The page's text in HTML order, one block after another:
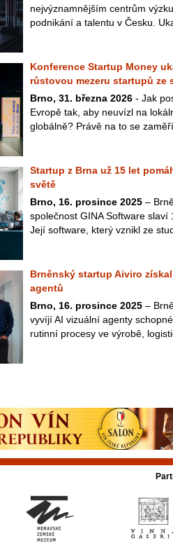
nejvýznamnějším centrům
podnikání a talentu v Česku.
Konference Startup Money
růstovou mezeru startupů ze
Brno, 31. března 2026 - Jak
Evropě tak, aby neuvízl na
globálně? Právě na to se
Startup z Brna už 15 let
světě
Brno, 16. prosince 2025 –
společnost GINA Software
Její software, který vznikl ze
Brněnský startup Aiviro
agentů
Brno, 16. prosince 2025 –
vyvíjí AI vizuální agenty
rutinní procesy ve výrobě,